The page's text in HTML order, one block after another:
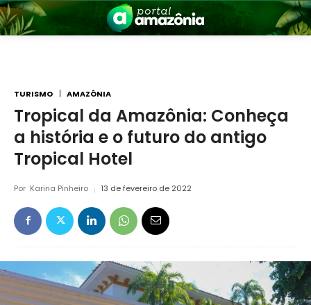
Amazônia
TURISMO AMAZÔNIA
Tropical da Amazônia: Conheça
a história e o futuro do antigo
Tropical Hotel
Por Karina Pinheiro 13 de fevereiro de 2022